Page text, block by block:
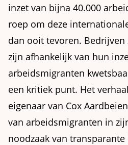
inzet van bijna 40.000
roep om deze
dan ooit tevoren. Bedrijven
zijn afhankelijk van hun
arbeidsmigranten
een kritiek punt. Het
eigenaar van Cox
van arbeidsmigranten in
noodzaak van